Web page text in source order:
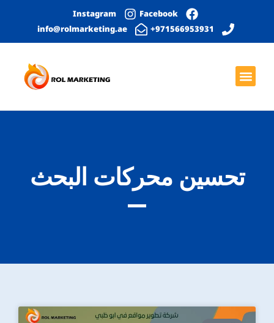
Facebook
Instagram
971566953931+
info@rolmarketing.ae
تحسين محركات البحث